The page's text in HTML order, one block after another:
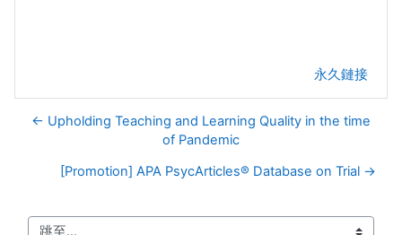
永久鏈接
← Upholding Teaching and Learning Quality in the time
of Pandemic
[Promotion] APA PsycArticles® Database on Trial →